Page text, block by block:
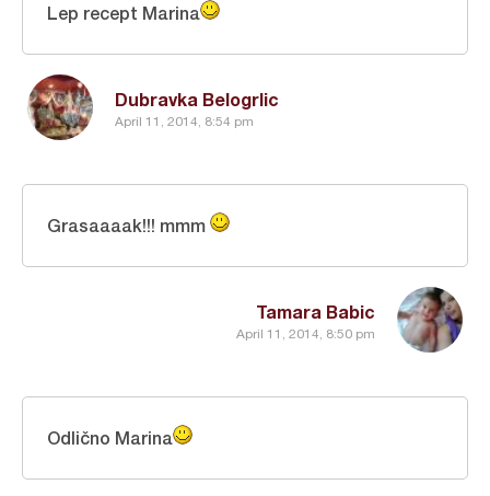
Dubravka Belogrlic
April 11, 2014, 8:54 pm
Lep recept Marina
Tamara Babic
April 11, 2014, 8:50 pm
Grasaaaak!!! mmm
Odlično Marina